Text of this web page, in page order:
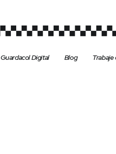
Guardacol Digital Blog Trabaje